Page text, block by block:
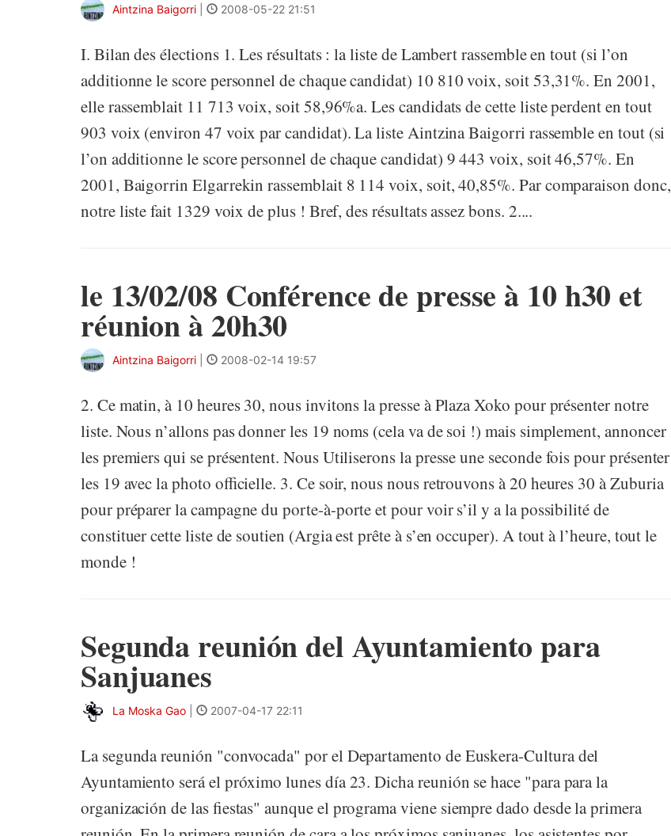
Aintzina Baigorri 2008-05-22 21:51
I. Bilan des élections 1. Les résultats : la liste de Lambert rassemble en tout (si l’on
additionne le score personnel de chaque candidat) 10 810 voix, soit 53,31%. En 2001,
elle rassemblait 11 713 voix, soit 58,96%a. Les candidats de cette liste perdent en tout
903 voix (environ 47 voix par candidat). La liste Aintzina Baigorri rassemble en tout (si
l’on additionne le score personnel de chaque candidat) 9 443 voix, soit 46,57%. En
2001, Baigorrin Elgarrekin rassemblait 8 114 voix, soit, 40,85%. Par comparaison donc,
notre liste fait 1329 voix de plus ! Bref, des résultats assez bons. 2....
le 13/02/08 Conférence de presse à 10 h30 et
réunion à 20h30
Aintzina Baigorri 2008-02-14 19:57
2. Ce matin, à 10 heures 30, nous invitons la presse à Plaza Xoko pour présenter notre
liste. Nous n’allons pas donner les 19 noms (cela va de soi !) mais simplement, annoncer
les premiers qui se présentent. Nous Utiliserons la presse une seconde fois pour présenter
les 19 avec la photo officielle. 3. Ce soir, nous nous retrouvons à 20 heures 30 à Zuburia
pour préparer la campagne du porte-à-porte et pour voir s’il y a la possibilité de
constituer cette liste de soutien (Argia est prête à s’en occuper). A tout à l’heure, tout le
monde !
Segunda reunión del Ayuntamiento para
Sanjuanes
La Moska Gao 2007-04-17 22:11
La segunda reunión "convocada" por el Departamento de Euskera-Cultura del
Ayuntamiento será el próximo lunes día 23. Dicha reunión se hace "para para la
organización de las fiestas" aunque el programa viene siempre dado desde la primera